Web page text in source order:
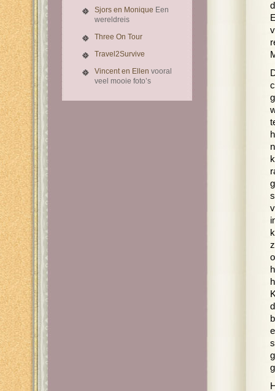
Sjors en Monique Een
wereldreis
Three On Tour
Travel2Survive
Vincent en Ellen vooral
veel mooie foto’s